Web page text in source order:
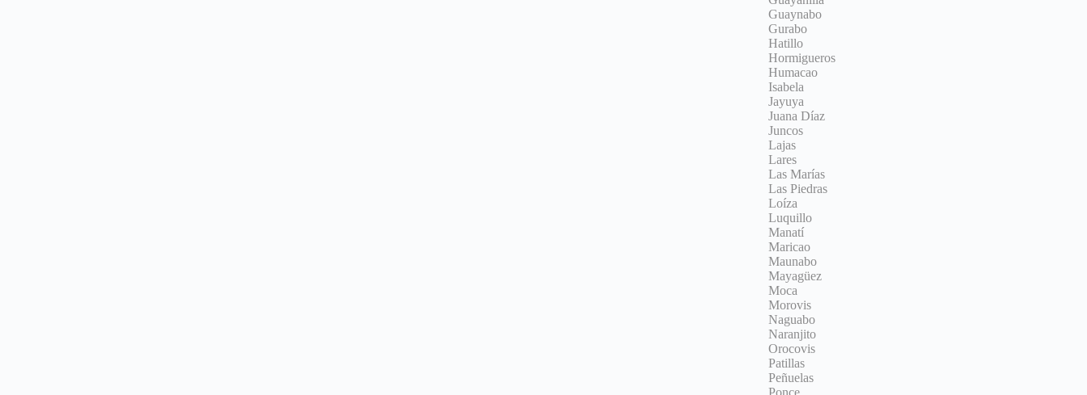
Guaynabo
Gurabo
Hatillo
Hormigueros
Humacao
Isabela
Jayuya
Juana Díaz
Juncos
Lajas
Lares
Las Marías
Las Piedras
Loíza
Luquillo
Manatí
Maricao
Maunabo
Mayagüez
Moca
Morovis
Naguabo
Naranjito
Orocovis
Patillas
Peñuelas
Ponce